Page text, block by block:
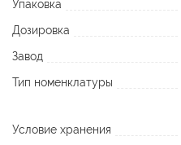
Упаковка
Дозировка
Завод
Тип номенклатуры
Условие хранения